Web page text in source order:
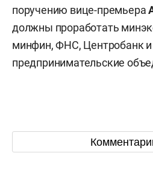
поручению вице-премьера
должны проработать
минфин, ФНС, Центробанк и
предпринимательские